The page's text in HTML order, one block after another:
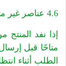
4.6 عناصر غير متوفرة في المخزون
إذا نفد
متاحًا قبل
الطلب أثناء